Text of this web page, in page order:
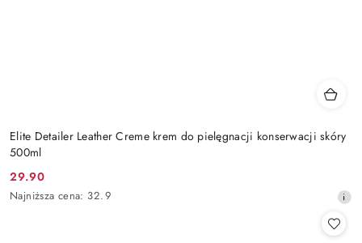
Elite Detailer Leather Creme krem do pielęgnacji konserwacji skóry
500ml
Cena
promocyjna:
29.90
Najniższa
Najniższa cena: 32.9